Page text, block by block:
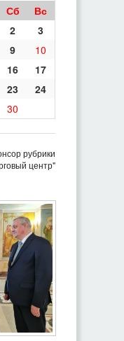
Сб
Вс
2
3
9
10
16
17
23
24
30
рубрики
центр"